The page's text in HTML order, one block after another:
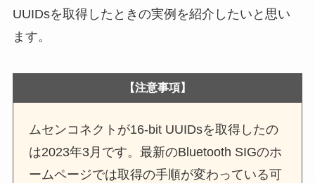
UUIDsを取得したときの実例を紹介したいと思い
ます。
【注意事項】
ムセンコネクトが16-bit UUIDsを取得したの
は2023年3月です。最新のBluetooth SIGのホ
ームページでは取得の手順が変わっている可